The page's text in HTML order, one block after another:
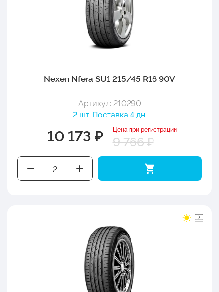
Nexen Nfera SU1 215/45 R16 90V
Артикул: 210290
2 шт. Поставка 4 дн.
10 173 ₽ Цена при регистрации
9 766 ₽